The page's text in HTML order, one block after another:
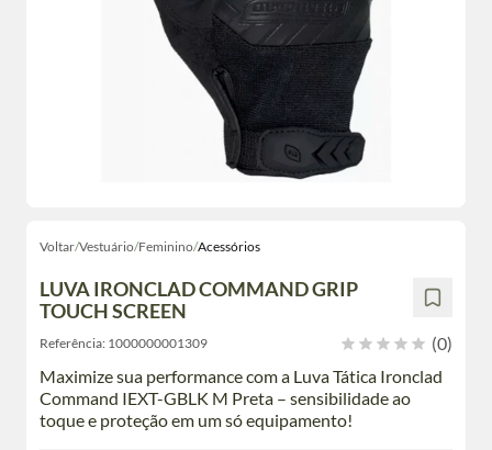
Voltar/Vestuário/Feminino/Acessórios
LUVA IRONCLAD COMMAND GRIP
TOUCH SCREEN
Referência: 1000000001309
(0)
Maximize sua performance com a Luva Tática Ironclad
Command IEXT-GBLK M Preta – sensibilidade ao
toque e proteção em um só equipamento!